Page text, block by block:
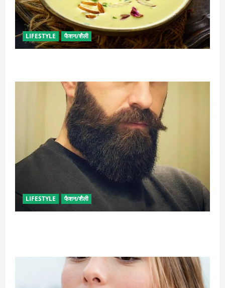
LIFESTYLE फैशन/शैली
LIFESTYLE फैशन/शैली